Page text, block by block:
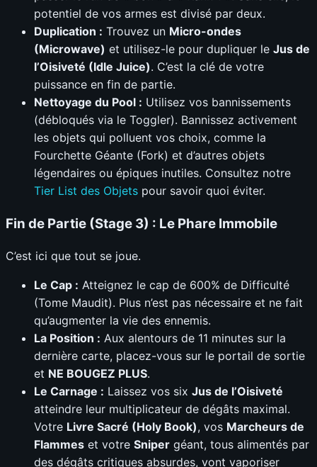
potentiel de vos armes est divisé par deux.
Duplication : Trouvez un Micro-ondes
(Microwave) et utilisez-le pour dupliquer le Jus de
l’Oisiveté (Idle Juice). C’est la clé de votre
puissance en fin de partie.
Nettoyage du Pool : Utilisez vos bannissements
(débloqués via le Toggler). Bannissez activement
les objets qui polluent vos choix, comme la
Fourchette Géante (Fork) et d’autres objets
légendaires ou épiques inutiles. Consultez notre
Tier List des Objets pour savoir quoi éviter.
Fin de Partie (Stage 3) : Le Phare Immobile
C’est ici que tout se joue.
Le Cap : Atteignez le cap de 600% de Difficulté
(Tome Maudit). Plus n’est pas nécessaire et ne fait
qu’augmenter la vie des ennemis.
La Position : Aux alentours de 11 minutes sur la
dernière carte, placez-vous sur le portail de sortie
et NE BOUGEZ PLUS.
Le Carnage : Laissez vos six Jus de l’Oisiveté
atteindre leur multiplicateur de dégâts maximal.
Votre Livre Sacré (Holy Book), vos Marcheurs de
Flammes et votre Sniper géant, tous alimentés par
des dégâts critiques absurdes, vont vaporiser